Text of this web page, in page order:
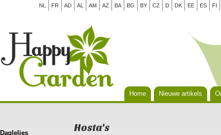
NL FR AD AL AM AZ BA BG BY CZ D DK EE ES FI
Home Nieuwe artikels
Daglelies Hosta's